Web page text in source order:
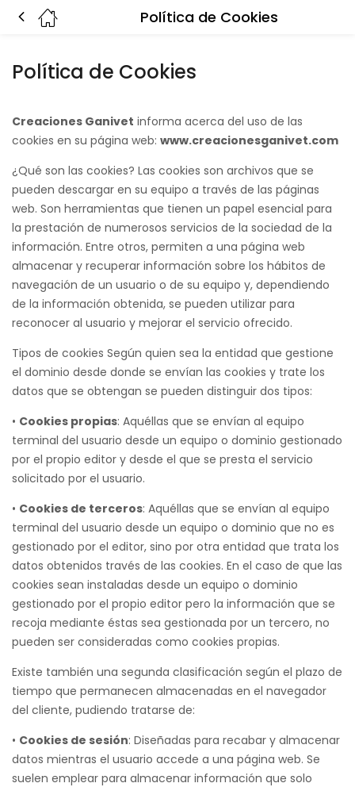
Política de Cookies
Política de Cookies
Creaciones Ganivet informa acerca del uso de las
cookies en su página web: www.creacionesganivet.com
¿Qué son las cookies? Las cookies son archivos que se
pueden descargar en su equipo a través de las páginas
web. Son herramientas que tienen un papel esencial para
la prestación de numerosos servicios de la sociedad de la
información. Entre otros, permiten a una página web
almacenar y recuperar información sobre los hábitos de
navegación de un usuario o de su equipo y, dependiendo
de la información obtenida, se pueden utilizar para
reconocer al usuario y mejorar el servicio ofrecido.
Tipos de cookies Según quien sea la entidad que gestione
el dominio desde donde se envían las cookies y trate los
datos que se obtengan se pueden distinguir dos tipos:
• Cookies propias: Aquéllas que se envían al equipo
terminal del usuario desde un equipo o dominio gestionado
por el propio editor y desde el que se presta el servicio
solicitado por el usuario.
• Cookies de terceros: Aquéllas que se envían al equipo
terminal del usuario desde un equipo o dominio que no es
gestionado por el editor, sino por otra entidad que trata los
datos obtenidos través de las cookies. En el caso de que las
cookies sean instaladas desde un equipo o dominio
gestionado por el propio editor pero la información que se
recoja mediante éstas sea gestionada por un tercero, no
pueden ser consideradas como cookies propias.
Existe también una segunda clasificación según el plazo de
tiempo que permanecen almacenadas en el navegador
del cliente, pudiendo tratarse de:
• Cookies de sesión: Diseñadas para recabar y almacenar
datos mientras el usuario accede a una página web. Se
suelen emplear para almacenar información que solo